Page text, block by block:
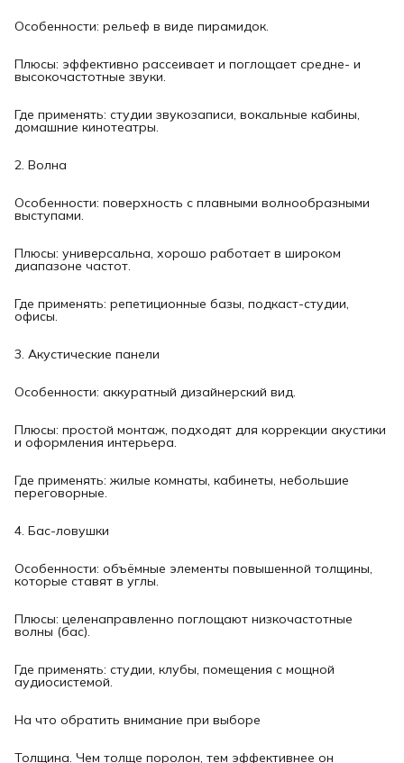
Особенности: рельеф в виде пирамидок.
Плюсы: эффективно рассеивает и поглощает средне- и
высокочастотные звуки.
Где применять: студии звукозаписи, вокальные кабины,
домашние кинотеатры.
2. Волна
Особенности: поверхность с плавными волнообразными
выступами.
Плюсы: универсальна, хорошо работает в широком
диапазоне частот.
Где применять: репетиционные базы, подкаст-студии,
офисы.
3. Акустические панели
Особенности: аккуратный дизайнерский вид.
Плюсы: простой монтаж, подходят для коррекции акустики
и оформления интерьера.
Где применять: жилые комнаты, кабинеты, небольшие
переговорные.
4. Бас-ловушки
Особенности: объёмные элементы повышенной толщины,
которые ставят в углы.
Плюсы: целенаправленно поглощают низкочастотные
волны (бас).
Где применять: студии, клубы, помещения с мощной
аудиосистемой.
На что обратить внимание при выборе
Толщина. Чем толще поролон, тем эффективнее он